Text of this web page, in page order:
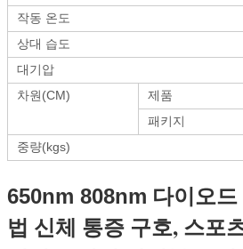
작동 온도
상대 습도
대기압
차원(CM)
제품
패키지
중량(kgs)
650nm 808nm 다이오
법 신체 통증 구호, 스포